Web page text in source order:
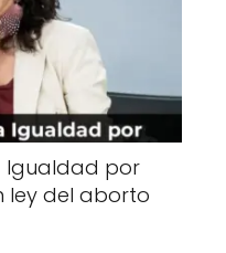
Igualdad por
ley del aborto